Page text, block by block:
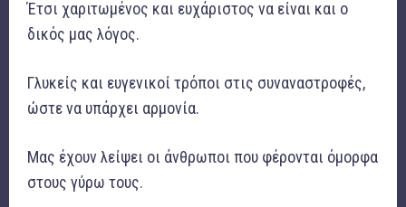
Έτσι χαριτωμένος και ευχάριστος να είναι και ο
δικός μας λόγος.
Γλυκείς και ευγενικοί τρόποι στις συναναστροφές,
ώστε να υπάρχει αρμονία.
Μας έχουν λείψει οι άνθρωποι που φέρονται όμορφα
στους γύρω τους.